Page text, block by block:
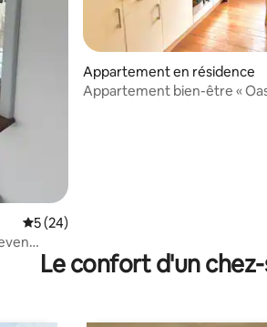
Évaluation moyenne sur la base de 24
5 (24)
Appartement en résidence
Appartement bien-être «
Le confort d'un